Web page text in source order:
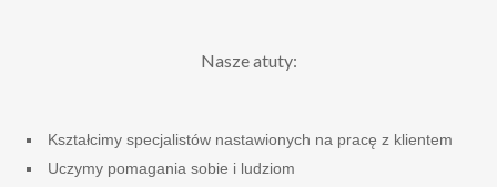
Nasze atuty:
Kształcimy specjalistów nastawionych na pracę z klientem
Uczymy pomagania sobie i ludziom